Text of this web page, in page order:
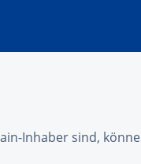
Inhaber sind,